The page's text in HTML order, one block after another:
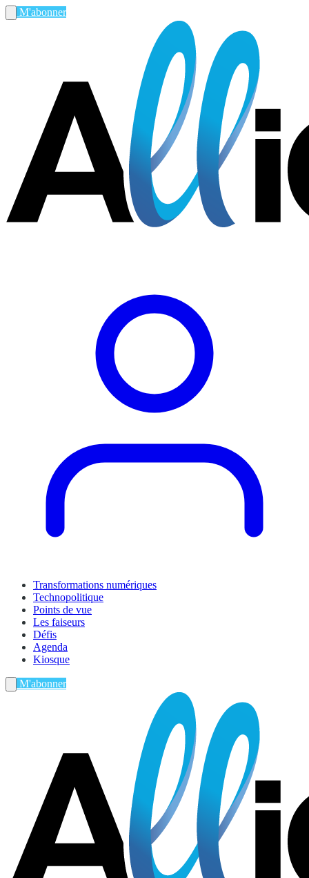
M'abonner
Transformations numériques
Technopolitique
Points de vue
Les faiseurs
Défis
Agenda
Kiosque
M'abonner